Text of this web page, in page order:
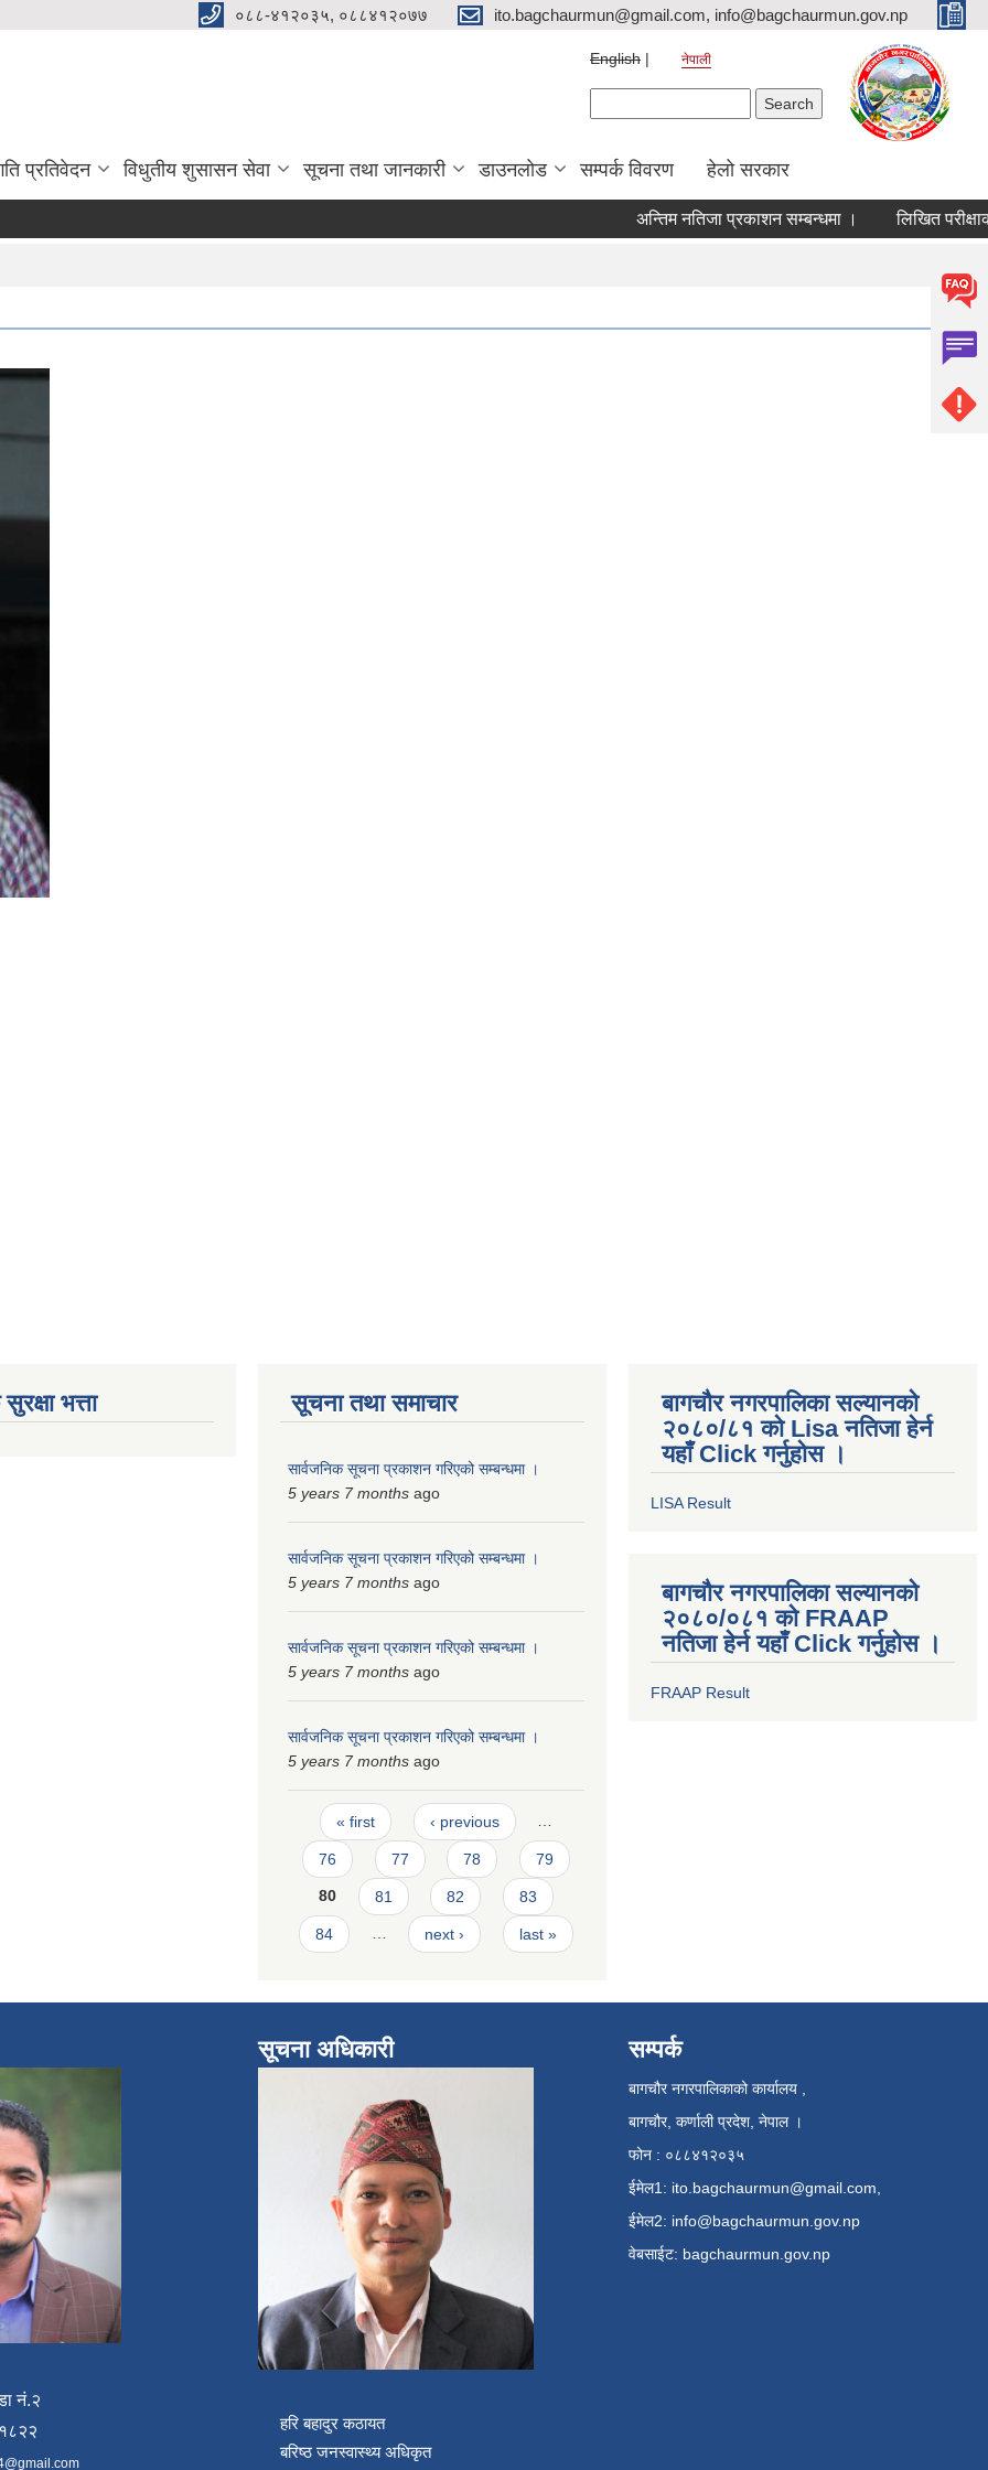
०८८-४१२०३५, ०८८४१२०७७ ito.bagchaurmun@gmail.com, info@bagchaurmun.gov.np
English नेपाली
प्रतिवेदन विधुतीय शुसासन सेवा सूचना तथा जानकारी डाउनलोड सम्पर्क विवरण हेलो सरकार
अन्तिम नतिजा प्रकाशन सम्बन्धमा । लिखित
भत्ता सूचना तथा समाचार
सार्वजनिक सूचना प्रकाशन गरिएको सम्बन्धमा ।
5 years 7 months ago
सार्वजनिक सूचना प्रकाशन गरिएको सम्बन्धमा ।
5 years 7 months ago
सार्वजनिक सूचना प्रकाशन गरिएको सम्बन्धमा ।
5 years 7 months ago
सार्वजनिक सूचना प्रकाशन गरिएको सम्बन्धमा ।
5 years 7 months ago
Pages
« first ‹ previous …
76 77 78 79
80 81 82 83
84 … next › last »
बागचौर नगरपालिका सल्यानको
२०८०/८१ को Lisa नतिजा हेर्न
यहाँ Click गर्नुहोस ।
LISA Result
बागचौर नगरपालिका सल्यानको
२०८०/०८१ को FRAAP
नतिजा हेर्न यहाँ Click गर्नुहोस ।
FRAAP Result
नं.२
सूचना अधिकारी
हरि बहादुर कठायत
बरिष्ठ जनस्वास्थ्य अधिकृत
सम्पर्क
बागचौर नगरपालिकाको कार्यालय ,
बागचौर, कर्णाली प्रदेश, नेपाल ।
फोन : ०८८४१२०३५
ईमेल1: ito.bagchaurmun@gmail.com
ईमेल2: info@bagchaurmun.gov.np
वे‍बसाईट: bagchaurmun.gov.np